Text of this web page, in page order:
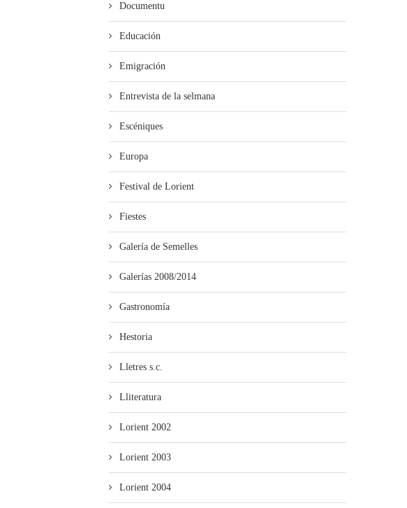
Documentu
Educación
Emigración
Entrevista de la selmana
Escéniques
Europa
Festival de Lorient
Fiestes
Galería de Semelles
Galerías 2008/2014
Gastronomía
Hestoria
Lletres s.c.
Lliteratura
Lorient 2002
Lorient 2003
Lorient 2004